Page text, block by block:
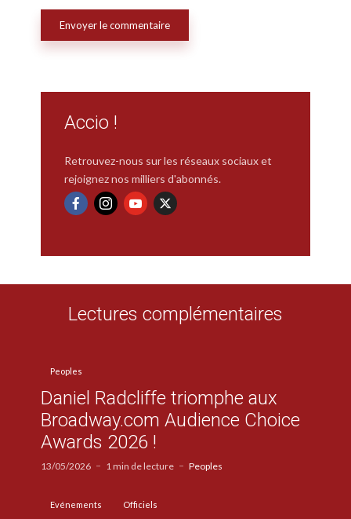
Accio !
Retrouvez-nous sur les réseaux sociaux et
rejoignez nos milliers d'abonnés.
Lectures complémentaires
Peoples
Daniel Radcliffe triomphe aux
Broadway.com Audience Choice
Awards 2026 !
13/05/2026 1 min de lecture Peoples
Evénements Officiels